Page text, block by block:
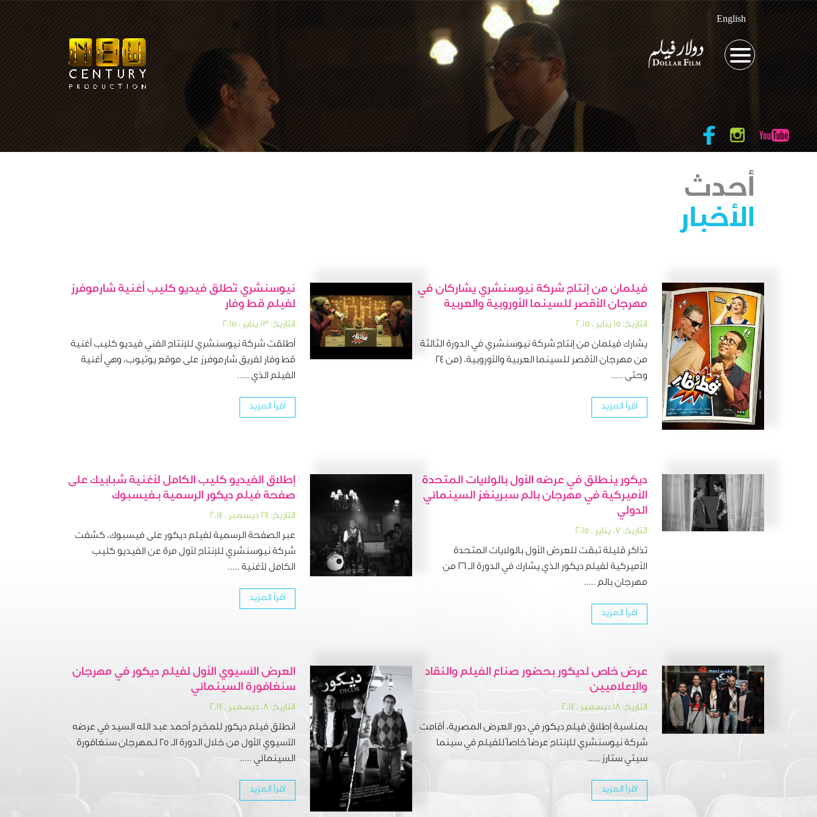
English
أحدث
فيلمان من إنتاج شركة نيوسنشري يشاركان في
مهرجان الأقصر للسينما الأوروبية والعربية
التاريخ: ١٥ يناير ، ٢٠١٥
يشارك فيلمان من إنتاج شركة نيوسنشري في الدورة الثالثة
من مهرجان الأقصر للسينما العربية والأوروبية، (من 24
وحتى .....
اقرأ المزيد
نيوسنشري تُطلق فيديو كليب أغنية شارموفرز
لفيلم قط وفار
التاريخ: ١٣ يناير ، ٢٠١٥
أطلقت شركة نيوسنشري للإنتاج الفني فيديو كليب أغنية
قط وفار لفريق شارموفرز على موقع يوتيوب، وهي أغنية
الفيلم الذي .....
اقرأ المزيد
ديكور ينطلق في عرضه الأول بالولايات المتحدة
الأميركية في مهرجان بالم سبرينغز السينمائي
الدولي
التاريخ: ٠٧ يناير ، ٢٠١٥
تذاكر قليلة تبقت للعرض الأول بالولايات المتحدة
الأميركية لفيلم ديكور الذي يشارك في الدورة الـ 26 من
مهرجان بالم .....
اقرأ المزيد
إطلاق الفيديو كليب الكامل لأغنية شبابيك على
صفحة فيلم ديكور الرسمية بـفيسبوك
التاريخ: ٢٤ ديسمبر ، ٢٠١٤
عبر الصفحة الرسمية لفيلم ديكور على فيسبوك، كشفت
شركة نيوسنشري للإنتاج لأول مرة عن الفيديو كليب
الكامل لأغنية .....
اقرأ المزيد
عرض خاص لديكور بحضور صناع الفيلم والنقاد
والإعلاميين‎
التاريخ: ١٨ ديسمبر ، ٢٠١٤
بمناسبة إطلاق فيلم ديكور في دور العرض المصرية، أقامت
شركة نيوسنشري للإنتاج عرضاً خاصاً للفيلم في سينما
سيتي ستارز .....
اقرأ المزيد
العرض الآسيوي الأول لفيلم ديكور في مهرجان
سنغافورة السينمائي
التاريخ: ٠٨ ديسمبر ، ٢٠١٤
انطلق فيلم ديكور للمخرج أحمد عبد الله السيد في عرضه
الآسيوي الأول من خلال الدورة الـ 25 لـمهرجان سنغافورة
السينمائي .....
اقرأ المزيد